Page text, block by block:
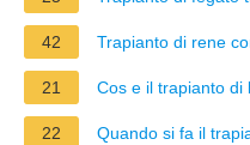
42 Trapianto di rene
21 Cos e il trapianto di
22 Quando si fa il